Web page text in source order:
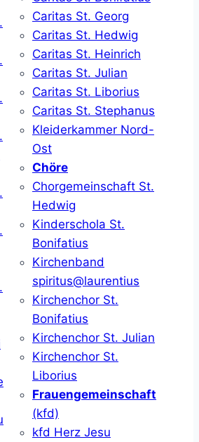
Caritas St. Georg
Caritas St. Hedwig
Caritas St. Heinrich
Caritas St. Julian
Caritas St. Liborius
Caritas St. Stephanus
Kleiderkammer Nord-
Ost
Chöre
Chorgemeinschaft St.
Hedwig
Kinderschola St.
Bonifatius
Kirchenband
spiritus@laurentius
Kirchenchor St.
Bonifatius
Kirchenchor St. Julian
Kirchenchor St.
Liborius
Frauengemeinschaft
(kfd)
kfd Herz Jesu